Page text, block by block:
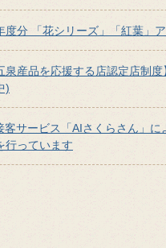
度分 「花シリーズ」「紅葉」
泉産品を応援する店認定店制
)
客サービス「AIさくらさん」に
行っています